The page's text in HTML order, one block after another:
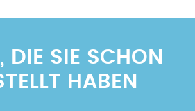
DIE SIE SCHON
HABEN